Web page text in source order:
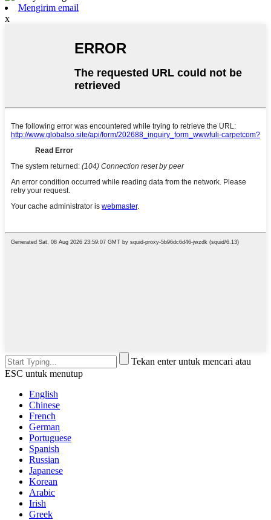
Mengirim email
x
Tekan enter untuk mencari atau
ESC untuk menutup
English
Chinese
French
German
Portuguese
Spanish
Russian
Japanese
Korean
Arabic
Irish
Greek